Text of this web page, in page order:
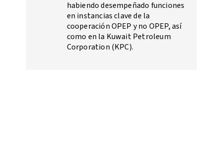
habiendo desempeñado funciones
en instancias clave de la
cooperación OPEP y no OPEP, así
como en la Kuwait Petroleum
Corporation (KPC).